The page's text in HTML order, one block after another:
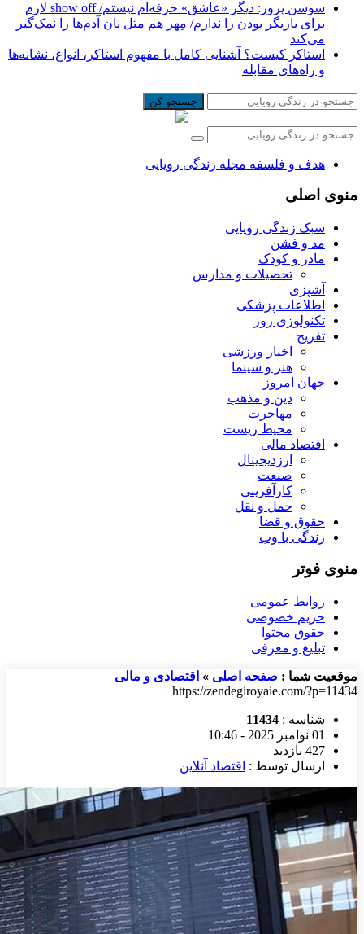
سوسن پرور: دیگر «عاشق» حرفه‌ام نیستم/ show off لازم
برای بازیگر بودن را ندارم/ مِهر هم مثل نان آدم‌ها را نمک‌گیر
می‌کند
استاکر کیست؟ آشنایی کامل با مفهوم استاکر، انواع، نشانه‌ها
و راه‌های مقابله
جستجو کن
هدف و فلسفه مجله زندگی رویایی
منوی اصلی
سبک زندگی رویایی
مد و فشن
مادر و کودک
تحصیلات و مدارس
آشپزی
اطلاعات پزشکی
تکنولوژی روز
تفریح
اخبار ورزشی
هنر و سینما
جهان امروز
دین و مذهب
مهاجرت
محیط زیست
اقتصاد مالی
ارزدیجیتال
صنعت
کارآفرینی
حمل و نقل
حقوق و قضا
زندگی با وب
منوی فوتر
روابط عمومی
حریم خصوصی
حقوق محتوا
تبلیغ و معرفی
موقعیت شما : صفحه اصلی » اقتصادی و مالی
https://zendegiroyaie.com/?p=11434
شناسه : 11434
01 نوامبر 2025 - 10:46
427 بازدید
ارسال توسط : اقتصاد آنلاین